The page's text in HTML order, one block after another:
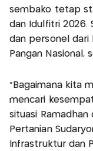
sembako tetap
dan Idulfitri 2026.
dan personel dari
Pangan Nasional,
“Bagaimana kita
mencari
situasi Ramadhan
Pertanian
Infrastruktur dan